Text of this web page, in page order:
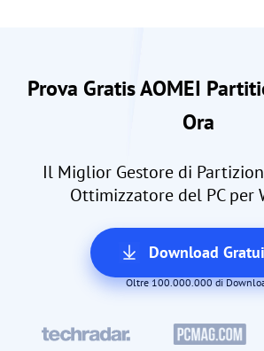
Prova Gratis AOMEI
Ora
Il Miglior Gestore di
Ottimizzatore del PC per
Download
Oltre 100.000.000 di